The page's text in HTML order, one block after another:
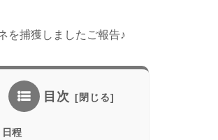
を捕獲しましたご報告♪
目次
日程